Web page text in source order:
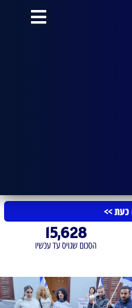
הסכום שגויס עד עכשיו
15,628
כעת >>